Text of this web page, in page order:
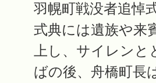
羽幌町戦没者追悼
式典には遺族や来
上し、サイレン
ばの後、舟橋町長